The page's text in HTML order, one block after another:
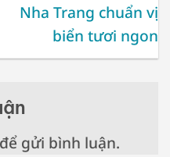
Nha Trang chuẩn vị
biển tươi ngon
để gửi bình luận.